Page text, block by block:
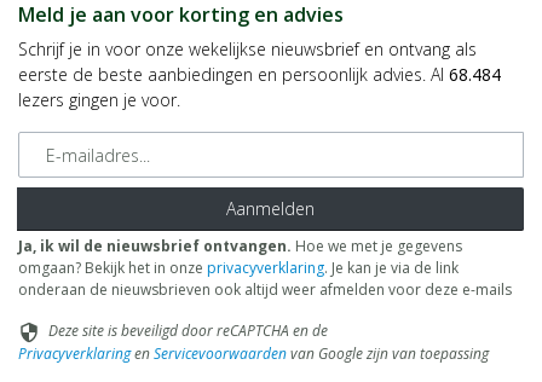
Meld je aan voor korting en advies
Schrijf je in voor onze wekelijkse nieuwsbrief en ontvang als
eerste de beste aanbiedingen en persoonlijk advies. Al 68.484
lezers gingen je voor.
E-mailadres
Aanmelden
Ja, ik wil de nieuwsbrief ontvangen. Hoe we met je gegevens
omgaan? Bekijk het in onze privacyverklaring. Je kan je via de link
onderaan de nieuwsbrieven ook altijd weer afmelden voor deze e-mails
security Deze site is beveiligd door reCAPTCHA en de
PrivacyverklaringenServicevoorwaardenvan Google zijn van toepassing